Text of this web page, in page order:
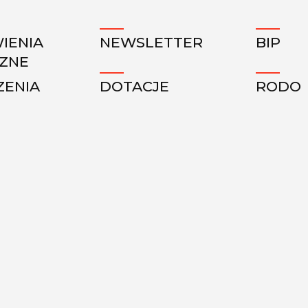
NEWSLETTER
DOTACJE
BIP
RODO